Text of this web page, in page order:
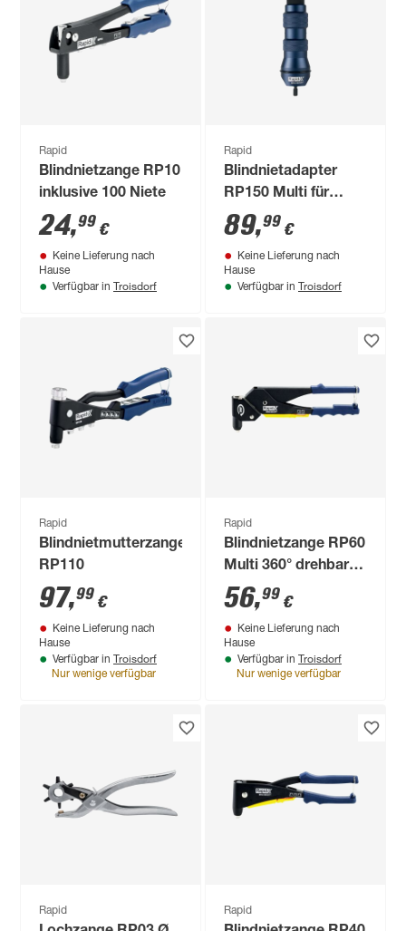
Rapid
Blindnietzange RP10
inklusive 100 Niete
24,99 €
Keine Lieferung nach
Hause
Verfügbar in Troisdorf
Rapid
Blindnietadapter
RP150 Multi für
Bohrmaschine
89,99 €
Keine Lieferung nach
Hause
Verfügbar in Troisdorf
Rapid
Blindnietmutterzange
RP110
97,99 €
Keine Lieferung nach
Hause
Verfügbar in Troisdorf
Nur wenige verfügbar
Rapid
Blindnietzange RP60
Multi 360° drehbarer
Kopf
56,99 €
Keine Lieferung nach
Hause
Verfügbar in Troisdorf
Nur wenige verfügbar
Rapid Rapid